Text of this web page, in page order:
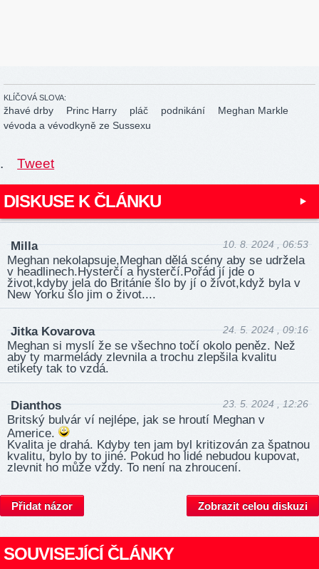
KLÍČOVÁ SLOVA:
žhavé drby Princ Harry pláč podnikání
Meghan Markle
vévoda a vévodkyně ze Sussexu
. Tweet
DISKUSE K ČLÁNKU
Milla 10. 8. 2024 , 06:53
Meghan nekolapsuje,Meghan dělá scény aby se udržela
v headlinech.Hysterčí a hysterčí.Pořád jí jde o
život,kdyby jela do Británie šlo by jí o život,když byla v
New Yorku šlo jim o život....
Jitka Kovarova 24. 5. 2024 , 09:16
Meghan si myslí že se všechno točí okolo peněz. Než
aby ty marmelády zlevnila a trochu zlepšila kvalitu
etikety tak to vzdá.
Dianthos 23. 5. 2024 , 12:26
Britský bulvár ví nejlépe, jak se hroutí Meghan v
Americe.
Kvalita je drahá. Kdyby ten jam byl kritizován za špatnou
kvalitu, bylo by to jiné. Pokud ho lidé nebudou kupovat,
zlevnit ho může vždy. To není na zhroucení.
Přidat názor Zobrazit celou diskuzi
SOUVISEJÍCÍ ČLÁNKY